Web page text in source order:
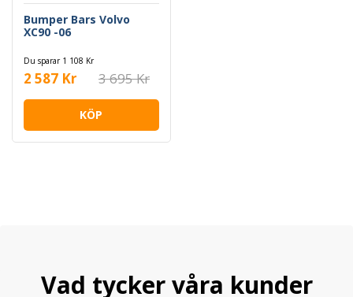
Bumper Bars Volvo
XC90 -06
Du sparar 1 108 Kr
2 587 Kr 3 695 Kr
KÖP
Vad tycker våra kunder